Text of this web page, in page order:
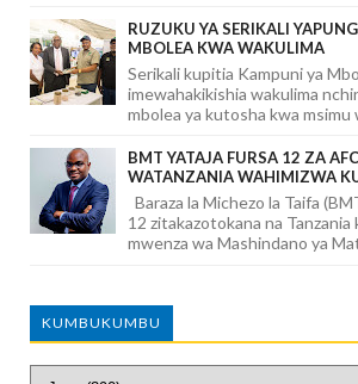
RUZUKU YA SERIKALI
MBOLEA KWA WAKULIMA
Serikali kupitia Kampuni ya
imewahakikishia wakulima
mbolea ya kutosha kwa msimu
BMT YATAJA FURSA 12 ZA
WATANZANIA WAHIMIZWA
Baraza la Michezo la Taifa
12 zitakazotokana na
mwenza wa Mashindano ya
KUMBUKUMBU